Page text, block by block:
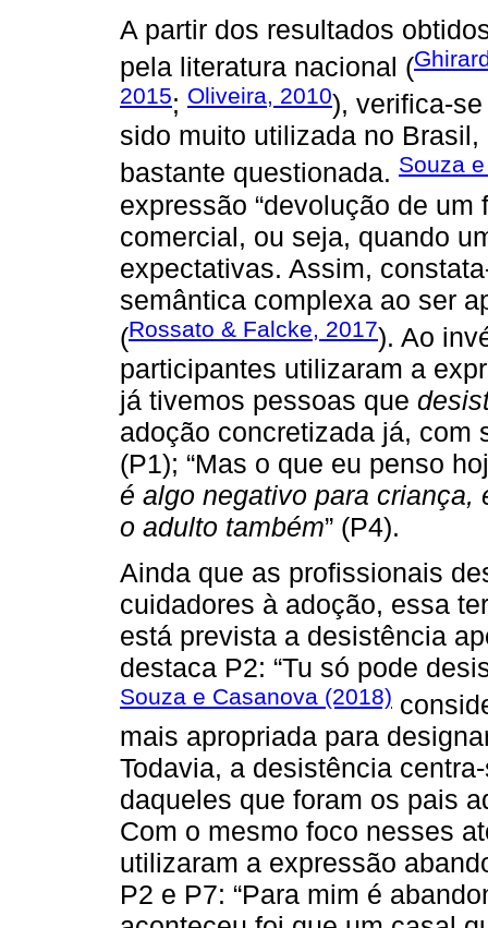
A partir dos resultados
pela literatura nacional (
2015; Oliveira, 2010), verifica-se
sido muito utilizada no
bastante questionada. Souza
expressão “devolução de um
comercial, ou seja, quando
expectativas. Assim,
semântica complexa ao ser
(Rossato & Falcke, 2017). Ao
participantes utilizaram a
já tivemos pessoas que
adoção concretizada já, com
(P1); “Mas o que eu penso
é algo negativo para criança,
o adulto também” (P4).
Ainda que as profissionais
cuidadores à adoção, essa
está prevista a desistência
destaca P2: “Tu só pode
Souza e Casanova (2018)
mais apropriada para
Todavia, a desistência
daqueles que foram os pais
Com o mesmo foco nesses
utilizaram a expressão
P2 e P7: “Para mim é